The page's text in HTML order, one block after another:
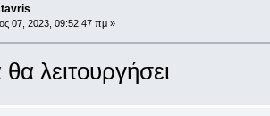
07, 2023, 09:52:47 πμ »
λειτουργήσει